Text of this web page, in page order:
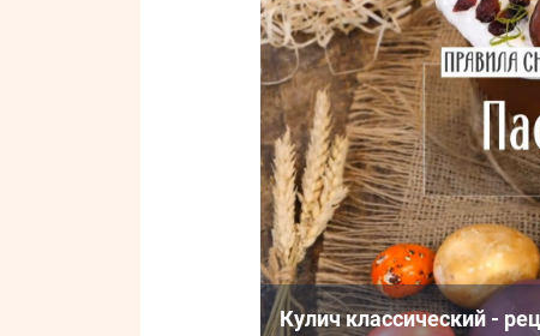
Кулич классический -